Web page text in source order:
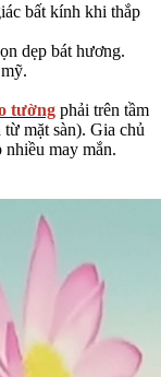
bất kính khi thắp
dẹp bát hương.
tường phải trên tầm
mặt sàn). Gia chủ
nhiều may mắn.